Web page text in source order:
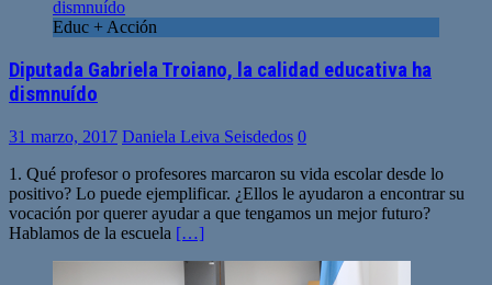
Educ + Acción
Diputada Gabriela Troiano, la calidad educativa ha
dismnuído
31 marzo, 2017 Daniela Leiva Seisdedos 0
1. Qué profesor o profesores marcaron su vida escolar desde lo
positivo? Lo puede ejemplificar. ¿Ellos le ayudaron a encontrar su
vocación por querer ayudar a que tengamos un mejor futuro?
Hablamos de la escuela […]